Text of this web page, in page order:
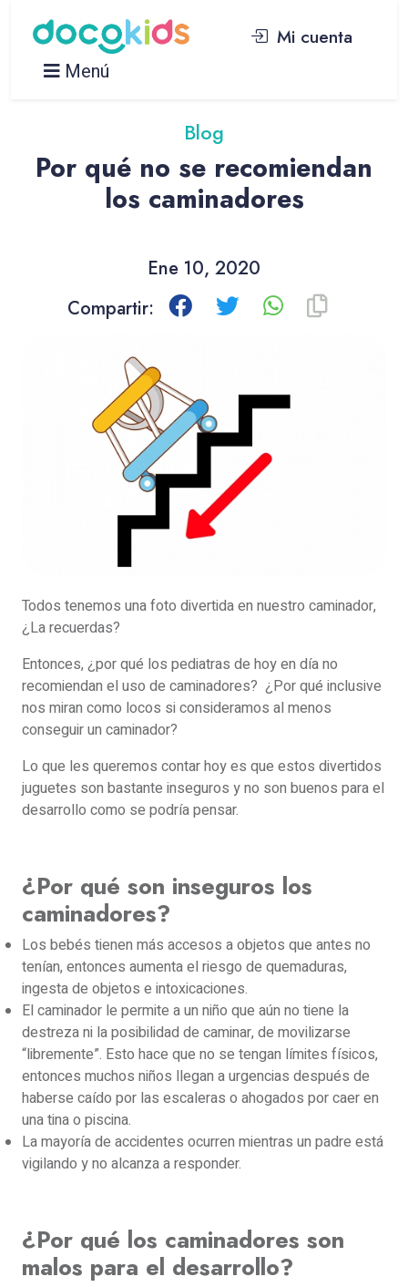
Mi cuenta
Menú
Blog
Por qué no se recomiendan
los caminadores
Ene 10, 2020
Compartir:
Todos tenemos una foto divertida en nuestro caminador,
¿La recuerdas?
Entonces, ¿por qué los pediatras de hoy en día no
recomiendan el uso de caminadores? ¿Por qué inclusive
nos miran como locos si consideramos al menos
conseguir un caminador?
Lo que les queremos contar hoy es que estos divertidos
juguetes son bastante inseguros y no son buenos para el
desarrollo como se podría pensar.
¿Por qué son inseguros los
caminadores?
Los bebés tienen más accesos a objetos que antes no
tenían, entonces aumenta el riesgo de quemaduras,
ingesta de objetos e intoxicaciones.
El caminador le permite a un niño que aún no tiene la
destreza ni la posibilidad de caminar, de movilizarse
“libremente”. Esto hace que no se tengan límites físicos,
entonces muchos niños llegan a urgencias después de
haberse caído por las escaleras o ahogados por caer en
una tina o piscina.
La mayoría de accidentes ocurren mientras un padre está
vigilando y no alcanza a responder.
¿Por qué los caminadores son
malos para el desarrollo?